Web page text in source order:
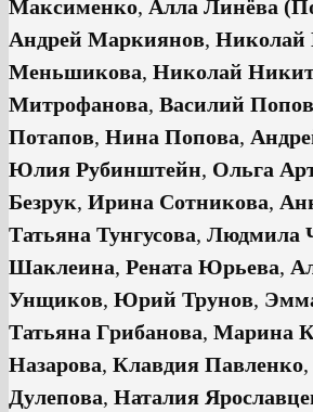
Максименко, Алла Линёва
Андрей Маркиянов, Николай
Меньшикова, Николай
Митрофанова, Василий Попов
Потапов, Нина Попова,
Юлия Рубинштейн, Ольга
Бeзрук, Ирина Сотникова,
Татьяна Тунгусова, Людмила
Шаклеина, Рената Юрьева,
Унщиков, Юрий Трунов,
Татьяна Грибанова, Марина
Назарова, Клавдия Павленко,
Дулепова, Наталия